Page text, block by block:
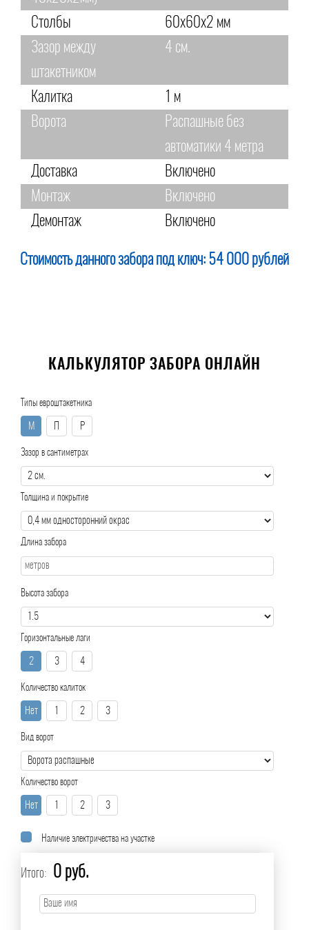
Столбы
60х60х2 мм
Зазор между
штакетником
4 см.
Калитка
1 м
Ворота
Распашные без
автоматики 4 метра
Доставка
Включено
Монтаж
Включено
Демонтаж
Включено
Стоимость данного забора под ключ: 54 000 рублей
КАЛЬКУЛЯТОР ЗАБОРА ОНЛАЙН
Типы евроштакетника
М Р
Зазор в сантиметрах
Толщина и покрытие
Длина забора
Высота забора
Горизонтальные лаги
2 3 4
Количество калиток
Нет 2 3
Вид ворот
Количество ворот
Нет 2 3
Наличие электричества на участке
Итого: 0 руб.